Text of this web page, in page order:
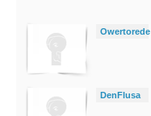
Owertorede
DenFlusa